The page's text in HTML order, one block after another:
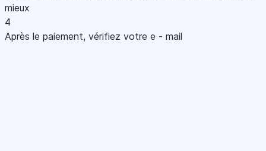
mieux
4
Après le paiement, vérifiez votre e - mail